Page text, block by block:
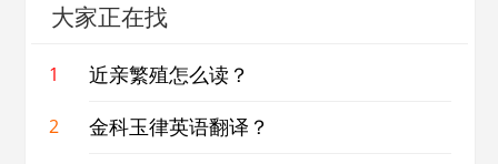
大家正在找
1 近亲繁殖怎么读？
2 金科玉律英语翻译？